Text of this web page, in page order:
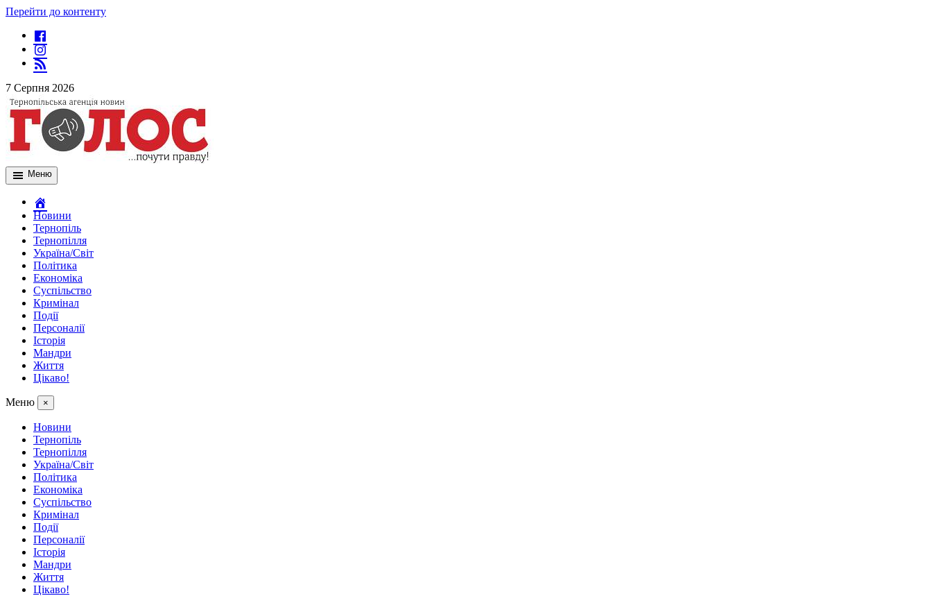
Перейти до контенту
7 Серпня 2026
Меню
Новини
Тернопіль
Тернопілля
Україна/Світ
Політика
Економіка
Суспільство
Кримінал
Події
Персоналії
Історія
Мандри
Життя
Цікаво!
Меню ×
Новини
Тернопіль
Тернопілля
Україна/Світ
Політика
Економіка
Суспільство
Кримінал
Події
Персоналії
Історія
Мандри
Життя
Цікаво!